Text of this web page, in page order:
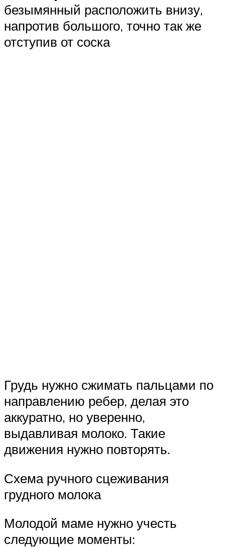
безымянный расположить внизу,
напротив большого, точно так же
отступив от соска
Грудь нужно сжимать пальцами по
направлению ребер, делая это
аккуратно, но уверенно,
выдавливая молоко. Такие
движения нужно повторять.
Схема ручного сцеживания
грудного молока
Молодой маме нужно учесть
следующие моменты: